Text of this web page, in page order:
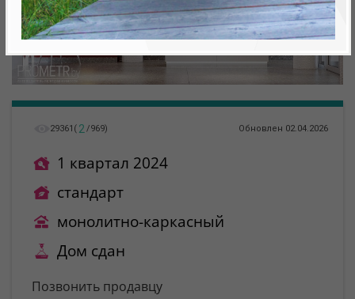
29361 ( 2 /969) Обновлен 02.04.2026
1 квартал 2024
стандарт
монолитно-каркасный
Дом сдан
Позвонить продавцу